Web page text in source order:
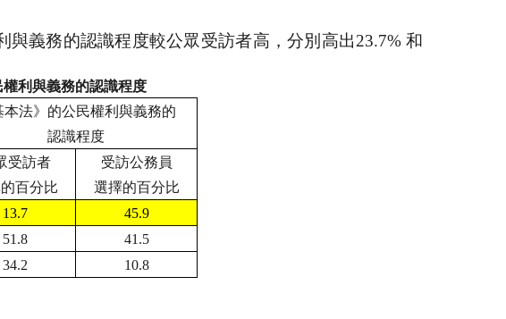
義務的認識程度較公眾受訪者高，分別高出23.7%和
利與義務的認識程度
本法》的公民權利與義務的
認識程度
受訪者
百分比
受訪公務員
選擇的百分比
13.7
45.9
51.8
41.5
34.2 10.8